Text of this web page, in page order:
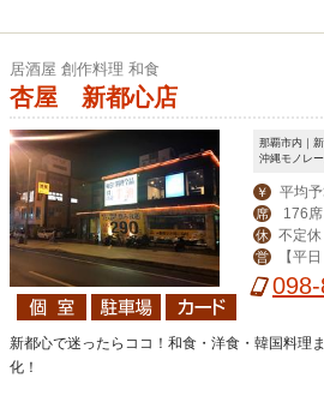
居酒屋 創作料理 和食
杏屋 新都心店
那覇市内｜
沖縄モノレ
￥ 平均
席 176席
休 不定休
営
【平
【金・土
新都心で迷ったらココ！和食・洋食・韓国料理
化！